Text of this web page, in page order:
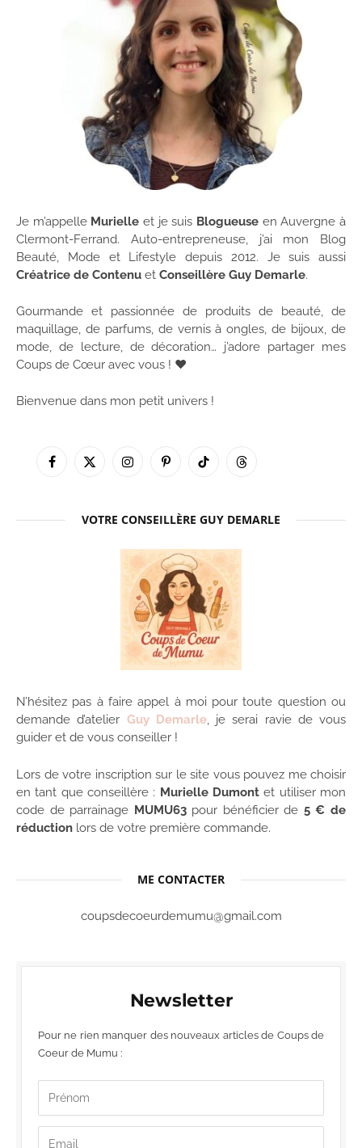
Je m’appelle Murielle et je suis Blogueuse en Auvergne à
Clermont-Ferrand. Auto-entrepreneuse, j’ai mon Blog
Beauté, Mode et Lifestyle depuis 2012. Je suis aussi
Créatrice de Contenu et Conseillère Guy Demarle.
Gourmande et passionnée de produits de beauté, de
maquillage, de parfums, de vernis à ongles, de bijoux, de
mode, de lecture, de décoration… j’adore partager mes
Coups de Cœur avec vous ! ♥
Bienvenue dans mon petit univers !
Facebook
X
InstagramPinterestTikTok Threads
VOTRE CONSEILLÈRE GUY DEMARLE
N’hésitez pas à faire appel à moi pour toute question ou
demande d’atelier Guy Demarle, je serai ravie de vous
guider et de vous conseiller !
Lors de votre inscription sur le site vous pouvez me choisir
en tant que conseillère : Murielle Dumont et utiliser mon
code de parrainage MUMU63pour bénéficier de 5 € de
réduction lors de votre première commande.
ME CONTACTER
coupsdecoeurdemumu@gmail.com
Newsletter
Pour ne rien manquer des nouveaux articles de Coups de
Coeur de Mumu :